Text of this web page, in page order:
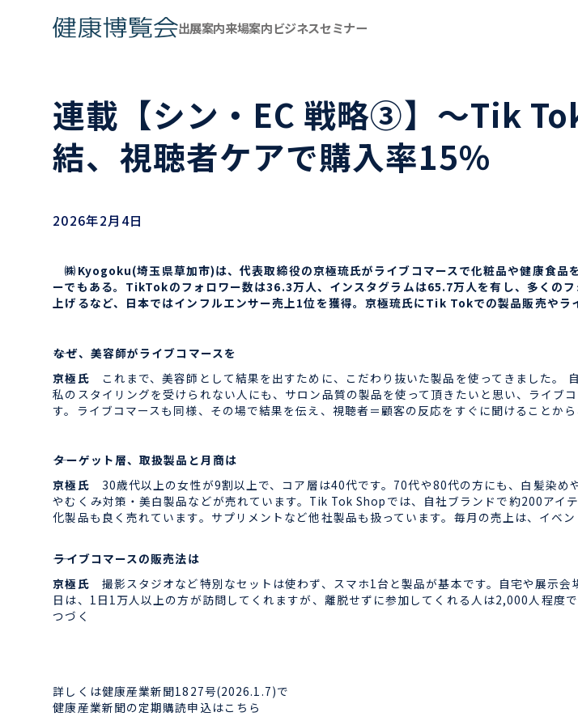
出展案内来場案内ビジネスセミナー
連載【シン・EC 戦略③】～Tik
結、視聴者ケアで購入率15％
2026年2月4日
㈱Kyogoku(埼玉県草加市)は、代表取締役の京極琉氏がライブコマースで化粧品や健康食品
ーでもある。TikTokのフォロワー数は36.3万人、インスタグラムは65.7万人を有し、多くの
上げるなど、日本ではインフルエンサー売上1位を獲得。京極琉氏にTik Tokでの製品販売やラ
――なぜ、美容師がライブコマースを
京極氏
これまで、美容師として結果を出すために、こだわり抜いた製品を使ってきました。
私のスタイリングを受けられない人にも、サロン品質の製品を使って頂きたいと思い、ライ
す。ライブコマースも同様、その場で結果を伝え、視聴者＝顧客の反応をすぐに聞けることから
――ターゲット層、取扱製品と月商は
京極氏 30歳代以上の女性が9割以上で、コア層は40代です。70代や80代の方にも、白髪染
やむくみ対策・美白製品などが売れています。Tik Tok Shopでは、自社ブランドで約200アイ
化製品も良く売れています。サプリメントなど他社製品も扱っています。毎月の売上は、イベ
――ライブコマースの販売法は
京極氏 撮影スタジオなど特別なセットは使わず、スマホ1台と製品が基本です。自宅や展示
日は、1日1万人以上の方が訪問してくれますが、離脱せずに参加してくれる人は2,000人程度
つづく
詳しくは健康産業新聞1827号(2026.1.7)で
健康産業新聞の定期購読申込はこちら